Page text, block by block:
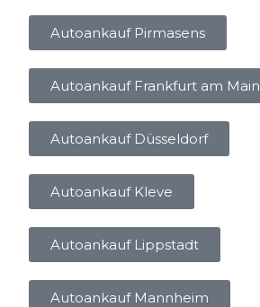
Autoankauf Pirmasens
Autoankauf Frankfurt am Main
Autoankauf Düsseldorf
Autoankauf Kleve
Autoankauf Lippstadt
Autoankauf Mannheim